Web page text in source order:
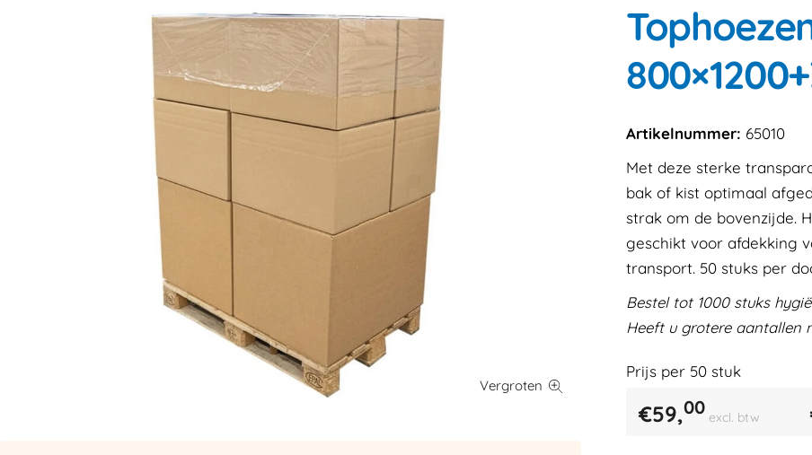
Artikelnummer: 65010
Met deze sterke
bak of kist optimaal
strak om de bovenzijde.
geschikt voor afdekking
transport. 50 stuks per
Bestel tot 1000 stuks
Heeft u grotere aantallen
Prijs per 50stuk
€59,00 excl. btw